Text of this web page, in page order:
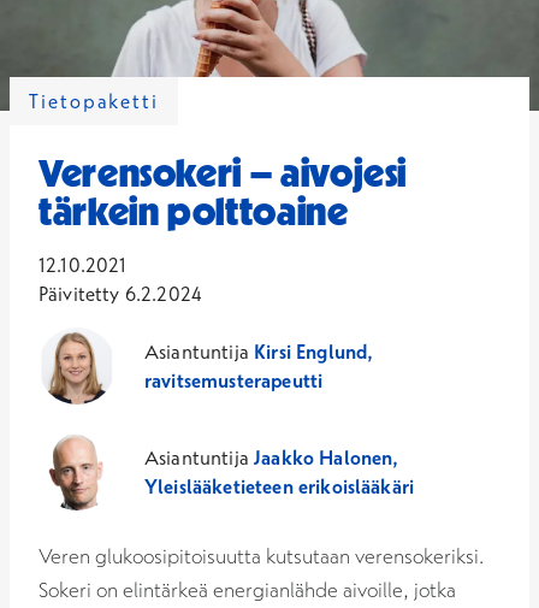
Tietopaketti
Verensokeri – aivojesi
tärkein polttoaine
12.10.2021
Päivitetty 6.2.2024
Asiantuntija Kirsi Englund,
ravitsemusterapeutti
AsiantuntijaJaakko Halonen,
Yleislääketieteen erikoislääkäri
Veren glukoosipitoisuutta kutsutaan verensokeriksi.
Sokeri on elintärkeä energianlähde aivoille, jotka